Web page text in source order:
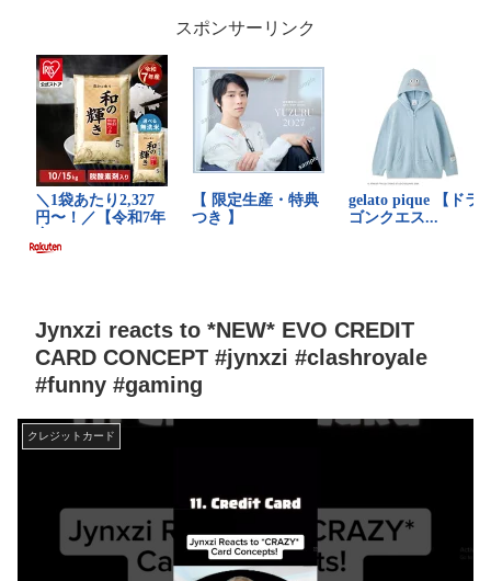
スポンサーリンク
Jynxzi reacts to *NEW* EVO CREDIT
CARD CONCEPT #jynxzi #clashroyale
#funny #gaming
クレジットカード